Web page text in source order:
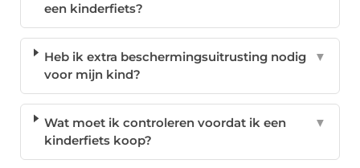
een kinderfiets?
Heb ik extra beschermingsuitrusting nodig
voor mijn kind?
▼
Wat moet ik controleren voordat ik een
kinderfiets koop?
▼